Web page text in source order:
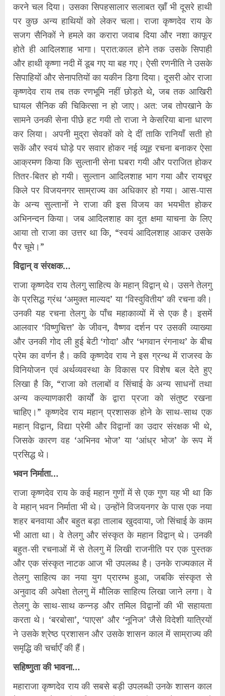
करने चल दिया। उसका सिपहसालार सलाबत ख़ाँ भी दूसरे हाथी
पर कुछ अन्य हाथियों को लेकर चला। राजा कृष्णदेव राय के
सजग सैनिकों ने हमले का करारा जवाब दिया और नशा काफूर
होते ही आदिलशाह भागा। प्रात:काल होने तक उसके सिपाही
और हाथी कृष्णा नदी में डूब गए या बह गए। ऐसी रणनीति ने उसके
सिपाहियों और सेनापतियों का यकीन डिगा दिया। दूसरी ओर राजा
कृष्णदेव राय तब तक रणभूमि नहीं छोड़ते थे, जब तक आखिरी
घायल सैनिक की चिकित्सा न हो जाए। अत: जब तोपखाने के
सामने उनकी सेना पीछे हट गयी तो राजा ने केसरिया बाना धारण
कर लिया। अपनी मुद्रा सेवकों को दे दीं ताकि रानियाँ सती हो
सकें और स्वयं घोड़े पर सवार होकर नई व्यूह रचना बनाकर ऐसा
आक्रमण किया कि सुल्तानी सेना घबरा गयी और पराजित होकर
तितर-बितर हो गयी। सुल्तान आदिलशाह भाग गया और रायचूर
किले पर विजयनगर साम्राज्य का अधिकार हो गया। आस-पास
के अन्य सुल्तानों ने राजा की इस विजय का भयभीत होकर
अभिनन्दन किया। जब आदिलशाह का दूत क्षमा याचना के लिए
आया तो राजा का उत्तर था कि, “स्वयं आदिलशाह आकर उसके
पैर चूमे।”
विद्वान् व संरक्षक…
राजा कृष्णदेव राय तेलगु साहित्य के महान् विद्वान् थे। उसने तेलगु
के प्रसिद्ध ग्रंथ ‘अमुक्त माल्यद’ या ‘विस्वुवितीय’ की रचना की।
उनकी यह रचना तेलगु के पाँच महाकाव्यों में से एक है। इसमें
आलवार ‘विष्णुचित्त’ के जीवन, वैष्णव दर्शन पर उसकी व्याख्या
और उनकी गोद ली हुई बेटी ‘गोदा’ और ‘भगवान रंगनाथ’ के बीच
प्रेम का वर्णन है। कवि कृष्णदेव राय ने इस ग्रन्थ में राजस्व के
विनियोजन एवं अर्थव्यवस्था के विकास पर विशेष बल देते हुए
लिखा है कि, “राजा को तलाबों व सिंचाई के अन्य साधनों तथा
अन्य कल्याणकारी कार्यों के द्वारा प्रजा को संतुष्ट रखना
चाहिए।” कृष्णदेव राय महान् प्रशासक होने के साथ-साथ एक
महान् विद्वान, विद्या प्रेमी और विद्वानों का उदार संरक्षक भी थे,
जिसके कारण वह ‘अभिनव भोज’ या ‘आंध्र भोज’ के रूप में
प्रसिद्ध थे।
भवन निर्माता…
राजा कृष्णदेव राय के कई महान गुणों में से एक गुण यह भी था कि
वे महान् भवन निर्माता भी थे। उन्होंने विजयनगर के पास एक नया
शहर बनवाया और बहुत बड़ा तालाब खुदवाया, जो सिंचाई के काम
भी आता था। वे तेलगु और संस्कृत के महान विद्वान् थे। उनकी
बहुत-सी रचनाओं में से तेलगु में लिखी राजनीति पर एक पुस्तक
और एक संस्कृत नाटक आज भी उपलब्ध है। उनके राज्यकाल में
तेलगु साहित्य का नया युग प्रारम्भ हुआ, जबकि संस्कृत से
अनुवाद की अपेक्षा तेलगु में मौलिक साहित्य लिखा जाने लगा। वे
तेलगु के साथ-साथ कन्नड़ और तमिल विद्वानों की भी सहायता
करता थे। ‘बरबोसा’, ‘पाएस’ और ‘नूनिज’ जैसे विदेशी यात्रियों
ने उसके श्रेष्ठ प्रशासन और उसके शासन काल में साम्राज्य की
समृद्धि की चर्चाएँ की हैं।
सहिष्णुता की भावना…
महाराजा कृष्णदेव राय की सबसे बड़ी उपलब्धी उनके शासन काल